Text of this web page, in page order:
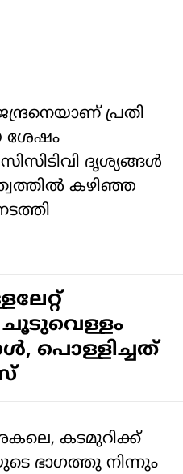
പ്രതി
ശേഷം
ദൃശ്യങ്ങള്‍
കഴിഞ്ഞ
പൊള്ളിച്ചത്
കടമുറിക്ക്
ഭാഗത്തു നിന്നും